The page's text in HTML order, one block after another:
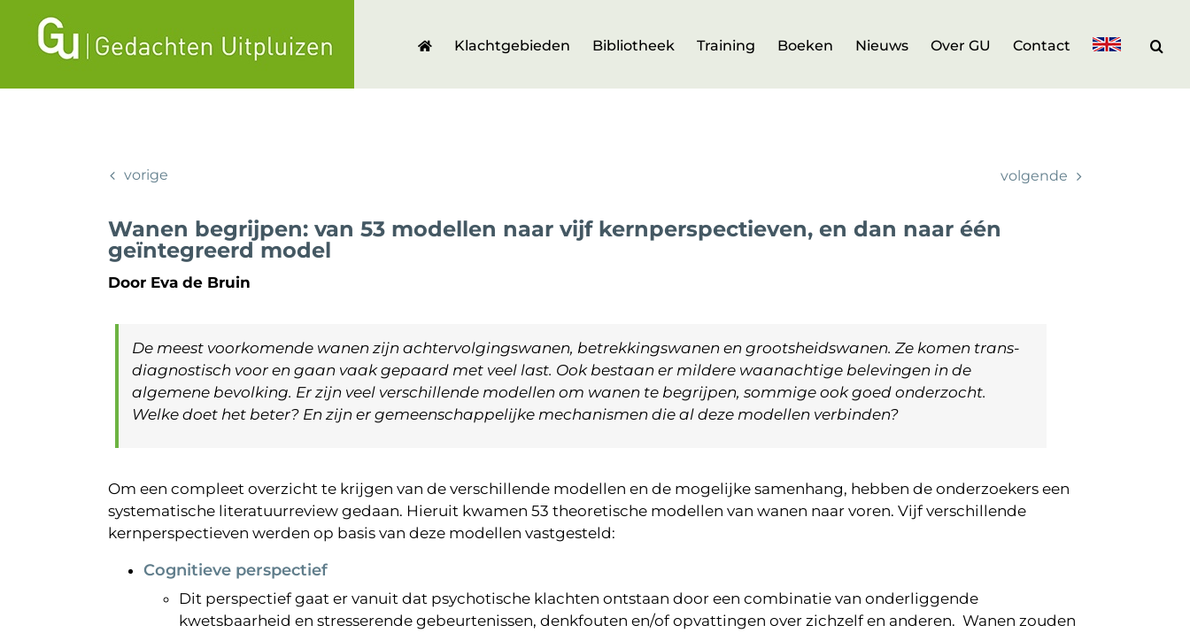
inhoud
Klachtgebieden Bibliotheek Training Boeken Nieuws Over GU Contact
vorige volgende
Wanen begrijpen: van 53 modellen naar vijf kernperspectieven, en dan naar één
geïntegreerd model
Door Eva de Bruin
De meest voorkomende wanen zijn achtervolgingswanen, betrekkingswanen en grootsheidswanen. Ze komen trans-
diagnostisch voor en gaan vaak gepaard met veel last. Ook bestaan er mildere waanachtige belevingen in de
algemene bevolking. Er zijn veel verschillende modellen om wanen te begrijpen, sommige ook goed onderzocht.
Welke doet het beter? En zijn er gemeenschappelijke mechanismen die al deze modellen verbinden?
Om een compleet overzicht te krijgen van de verschillende modellen en de mogelijke samenhang, hebben de onderzoekers een
systematische literatuurreview gedaan. Hieruit kwamen 53 theoretische modellen van wanen naar voren. Vijf verschillende
kernperspectieven werden op basis van deze modellen vastgesteld:
Cognitieve perspectief
Dit perspectief gaat er vanuit dat psychotische klachten ontstaan door een combinatie van onderliggende
kwetsbaarheid en stresserende gebeurtenissen, denkfouten en/of opvattingen over zichzelf en anderen. Wanen zouden